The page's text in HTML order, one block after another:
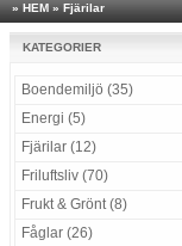
» HEM » Fjärilar
KATEGORIER
Boendemiljö (35)
Energi (5)
Fjärilar (12)
Friluftsliv (70)
Frukt & Grönt (8)
Fåglar (26)